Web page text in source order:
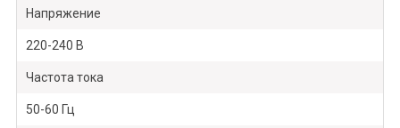
Напряжение
220-240 В
Частота тока
50-60 Гц